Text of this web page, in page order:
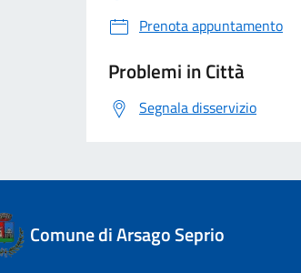
Prenota appuntamento
Problemi in Città
Segnala disservizio
Comune di Arsago Seprio